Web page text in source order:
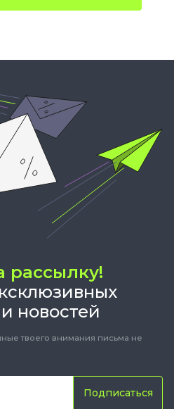
рассылку!
новостей
твоего внимания письма не
Подписаться